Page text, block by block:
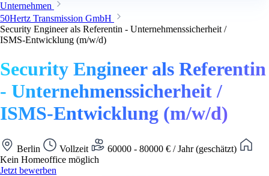
Unternehmen
50Hertz Transmission GmbH
Security Engineer als Referentin - Unternehmenssicherheit /
ISMS‑Entwicklung (m/w/d)
Security Engineer als Referentin
- Unternehmenssicherheit /
ISMS‑Entwicklung (m/w/d)
Berlin Vollzeit
60000 - 80000 € / Jahr (geschätzt)
Kein Homeoffice möglich
Jetzt bewerben